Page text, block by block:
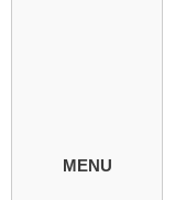
MENU